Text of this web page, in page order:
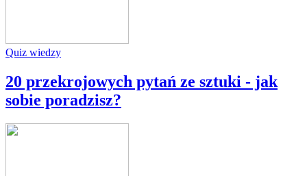
Quiz wiedzy
20 przekrojowych pytań ze sztuki - jak
sobie poradzisz?